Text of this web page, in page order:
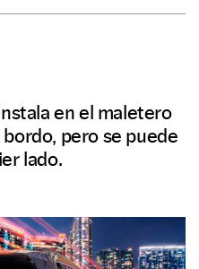
en el maletero
pero se puede
lado.